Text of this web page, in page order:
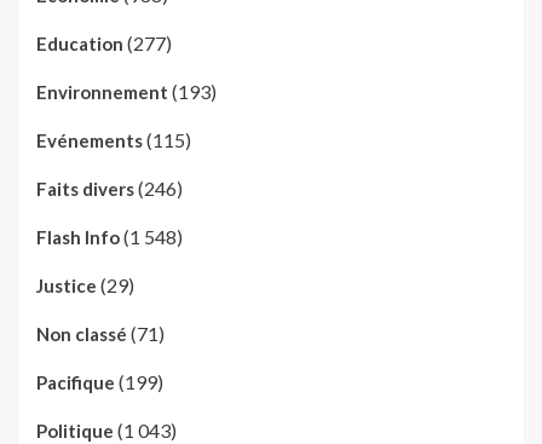
Education (277)
Environnement (193)
Evénements(115)
Faits divers(246)
Flash Info(1 548)
Justice (29)
Non classé (71)
Pacifique (199)
Politique (1 043)